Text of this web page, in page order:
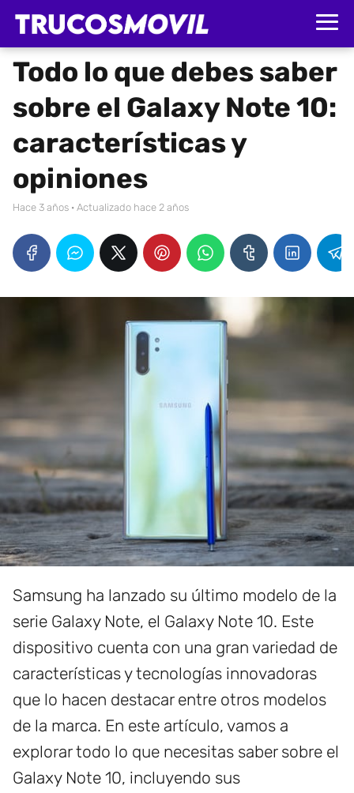
Todo lo que debes saber
sobre el Galaxy Note 10:
características y
opiniones
hace 3 años · Actualizado hace 2 años
Samsung ha lanzado su último modelo de la
serie Galaxy Note, el Galaxy Note 10. Este
dispositivo cuenta con una gran variedad de
características y tecnologías innovadoras
que lo hacen destacar entre otros modelos
de la marca. En este artículo, vamos a
explorar todo lo que necesitas saber sobre el
Galaxy Note 10, incluyendo sus